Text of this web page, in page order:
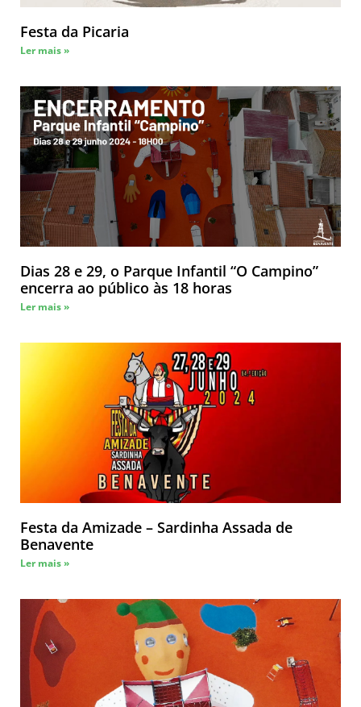
Festa da Picaria
Ler mais »
Dias 28 e 29, o Parque Infantil “O Campino”
encerra ao público às 18 horas
Ler mais »
Festa da Amizade – Sardinha Assada de
Benavente
Ler mais »